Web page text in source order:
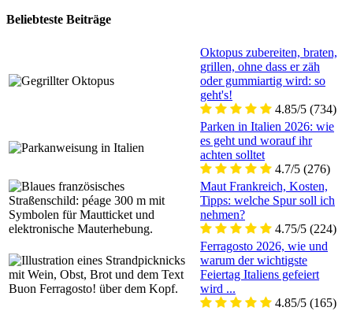
Beliebteste Beiträge
Oktopus zubereiten, braten,
grillen, ohne dass er zäh
oder gummiartig wird: so
geht's!
4.85/5 (734)
Parken in Italien 2026: wie
es geht und worauf ihr
achten solltet
4.7/5 (276)
Maut Frankreich, Kosten,
Tipps: welche Spur soll ich
nehmen?
4.75/5 (224)
Ferragosto 2026, wie und
warum der wichtigste
Feiertag Italiens gefeiert
wird ...
4.85/5 (165)